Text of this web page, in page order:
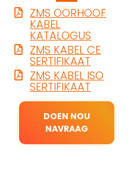
ZMS OORHOOF
KABEL
KATALOGUS
ZMS KABEL CE
SERTIFIKAAT
ZMS KABEL ISO
SERTIFIKAAT
DOEN NOU
NAVRAAG